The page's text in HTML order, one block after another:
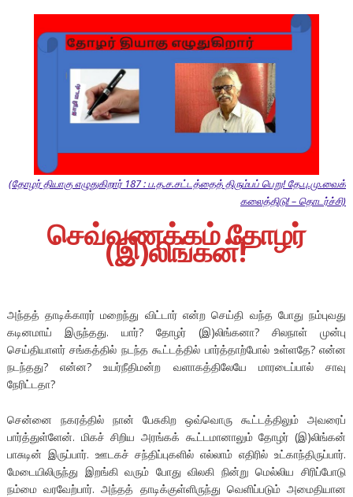
(தோழர் தியாகு எழுதுகிறார் 187 : ப.த.ச.சட்டத்தைத் திரும்பப் பெறு! தே.பு.மு.வைக்
கலைத்திடு! – தொடர்ச்சி)
செவ்வணக்கம் தோழர்
(இ)லிங்கன்!
அந்தத் தாடிக்காரர் மறைந்து விட்டார் என்ற செய்தி வந்த போது நம்புவது
கடினமாய் இருந்தது. யார்? தோழர் (இ)லிங்கனா? சிலநாள் முன்பு
செய்தியாளர் சங்கத்தில் நடந்த கூட்டத்தில் பார்த்தாற்போல் உள்ளதே? என்ன
நடந்தது? என்ன? உயர்நீதிமன்ற வளாகத்திலேயே மாரடைப்பால் சாவு
நேரிட்டதா?
சென்னை நகரத்தில் நான் பேசுகிற ஒவ்வொரு கூட்டத்திலும் அவரைப்
பார்த்துள்ளேன். மிகச் சிறிய அரங்கக் கூட்டமானாலும் தோழர் (இ)லிங்கன்
பாசுடின் இருப்பார். ஊடகச் சந்திப்புகளில் எல்லாம் எதிரில் உட்காந்திருப்பார்.
மேடையிலிருந்து இறங்கி வரும் போது விலகி நின்று மெல்லிய சிரிப்போடு
நம்மை வரவேற்பார். அந்தத் தாடிக்குள்ளிருந்து வெளிப்படும் அமைதியான